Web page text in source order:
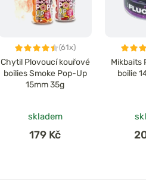
(61x)
Chytil Plovoucí kouřové
boilies Smoke Pop-Up
15mm 35g
skladem
179 Kč
Mikbaits
boilie